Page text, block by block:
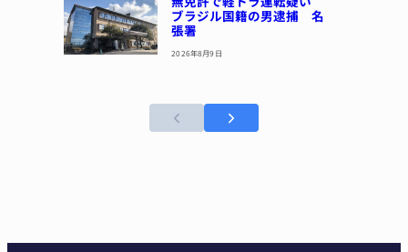
ブラジル国籍の男逮捕 名
張署
2026年8月9日